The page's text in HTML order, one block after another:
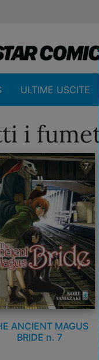
ULTIME USCITE
i
ANCIENT MAGUS
BRIDE n. 7